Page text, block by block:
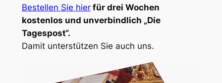
Bestellen Sie hier für drei Wochen
kostenlos und unverbindlich „Die
Tagespost“.
Damit unterstützen Sie auch uns.